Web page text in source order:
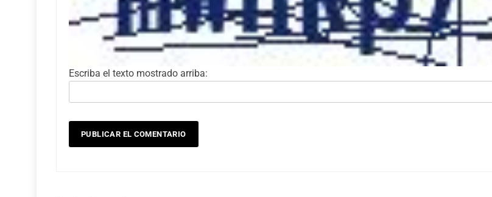
Escriba el texto mostrado arriba: